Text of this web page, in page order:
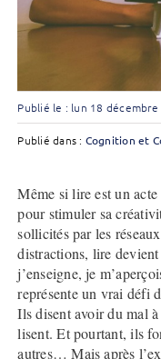
Publié le : lun 18 décembre
Publié dans : Cognition et
Même si lire est un
pour stimuler sa
sollicités par les
distractions, lire
j’enseigne, je
représente un vrai défi
Ils disent avoir du mal
lisent. Et pourtant, ils
autres… Mais après